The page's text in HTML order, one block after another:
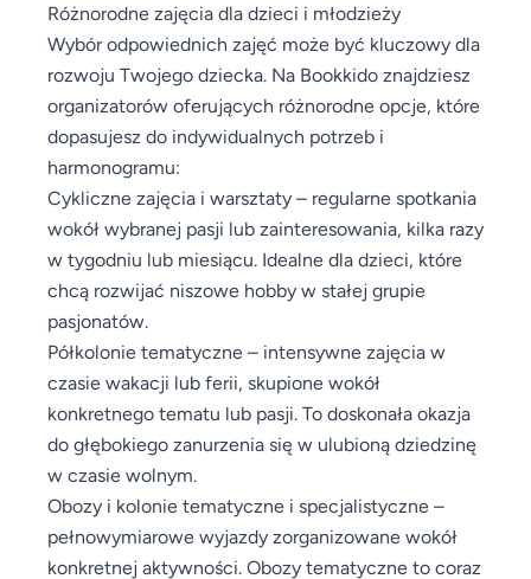
Różnorodne zajęcia dla dzieci i młodzieży
Wybór odpowiednich zajęć może być kluczowy dla
rozwoju Twojego dziecka. Na Bookkido znajdziesz
organizatorów oferujących różnorodne opcje, które
dopasujesz do indywidualnych potrzeb i
harmonogramu:
Cykliczne zajęcia i warsztaty – regularne spotkania
wokół wybranej pasji lub zainteresowania, kilka razy
w tygodniu lub miesiącu. Idealne dla dzieci, które
chcą rozwijać niszowe hobby w stałej grupie
pasjonatów.
Półkolonie tematyczne – intensywne zajęcia w
czasie wakacji lub ferii, skupione wokół
konkretnego tematu lub pasji. To doskonała okazja
do głębokiego zanurzenia się w ulubioną dziedzinę
w czasie wolnym.
Obozy i kolonie tematyczne i specjalistyczne –
pełnowymiarowe wyjazdy zorganizowane wokół
konkretnej aktywności. Obozy tematyczne to coraz